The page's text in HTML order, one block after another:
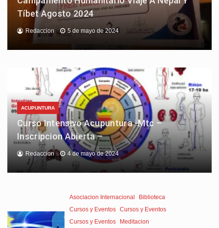
Tíbet Agosto 2024
Redaccion 5 de mayo de 2024
ACUPUNTURA
Curso Intensivo Acupuntura -Mtc –
Inscripcion Abierta –
Redaccion 4 de mayo de 2024
Asociacion Internacional
Biblioteca
Cursos y Eventos Cursos y Eventos
Cursos y Eventos
Meditacion